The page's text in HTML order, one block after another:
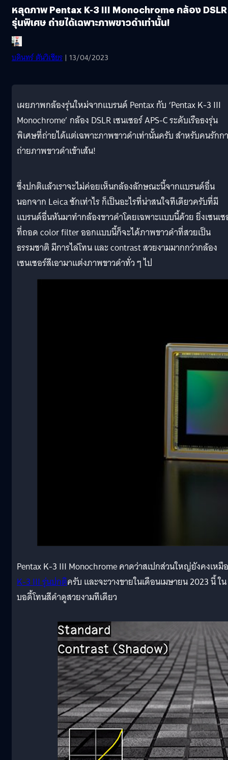
หลุดภาพ Pentax K-3 III Monochrome กล้อง DSLR
รุ่นพิเศษ ถ่ายได้เฉพาะภาพขาวดำเท่านั้น!
บดินทร์ ตันวิเชียร | 13/04/2023
เผยภาพกล้องรุ่นใหม่จากแบรนด์ Pentax กับ ‘Pentax K-3 III
Monochrome’ กล้อง DSLR เซนเซอร์ APS-C ระดับเรือธงรุ่น
พิเศษที่ถ่ายได้แต่เฉพาะภาพขาวดำเท่านั้นครับ สำหรับคนรักก
ถ่ายภาพขาวดำเข้าเส้น!
ซึ่งปกติแล้วเราจะไม่ค่อยเห็นกล้องลักษณะนี้จากแบรนด์อื่น
นอกจาก Leica ซักเท่าไร ก็เป็นอะไรที่น่าสนใจทีเดียวครับที่มี
แบรนด์อื่นหันมาทำกล้องขาวดำโดยเฉพาะแบบนี้ด้วย ยิ่งเซนเซ
ที่ถอด color filter ออกแบบนี้ก็จะได้ภาพขาวดำที่สวยเป็น
ธรรมชาติ มีการไล่โทน และ contrast สวยงามมากกว่ากล้อง
เซนเซอร์สีเอามาแต่งภาพขาวดำทั่ว ๆ ไป
Pentax K-3 III Monochrome คาดว่าสเปกส่วนใหญ่ยังคงเหมื
K-3 III รุ่นปกติครับ และจะวางขายในเดือนเมษายน 2023 นี้ ใน
บอดี้โทนสีดำดูสวยงามทีเดียว